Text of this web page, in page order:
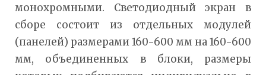
монохромными. Светодиодный экран в
сборе состоит из отдельных модулей
(панелей) размерами 160-600 мм на 160-600
мм, объединенных в блоки, размеры